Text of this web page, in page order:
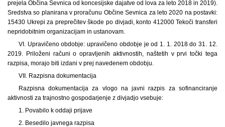
prejela Občina Sevnica od koncesijske dajatve od lova za leto 2018 in 2019).
Sredstva so planirana v proračunu Občine Sevnica za leto 2020 na postavki:
15430 Ukrepi za preprečitev škode po divjadi, konto 412000 Tekoči transferi
nepridobitnim organizacijam in ustanovam.
VI. Upravičeno obdobje: upravičeno obdobje je od 1. 1. 2018 do 31. 12.
2019. Priloženi računi o opravljenih aktivnostih, naštetih v prvi točki tega
razpisa, morajo biti izdani v prej navedenem obdobju.
VII. Razpisna dokumentacija
Razpisna dokumentacija za vlogo na javni razpis za sofinanciranje
aktivnosti za trajnostno gospodarjenje z divjadjo vsebuje:
1. Povabilo k oddaji prijave
2. Besedilo javnega razpisa